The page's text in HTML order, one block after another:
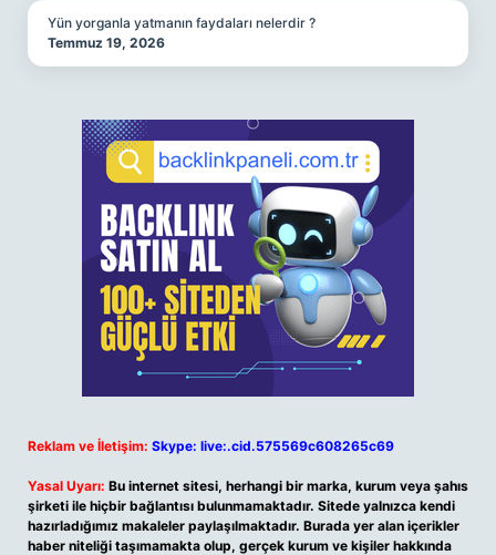
Yün yorganla yatmanın faydaları nelerdir ?
Temmuz 19, 2026
Reklam ve İletişim: Skype: live:.cid.575569c608265c69
Yasal Uyarı: Bu internet sitesi, herhangi bir marka, kurum veya şahıs
şirketi ile hiçbir bağlantısı bulunmamaktadır. Sitede yalnızca kendi
hazırladığımız makaleler paylaşılmaktadır. Burada yer alan içerikler
haber niteliği taşımamakta olup, gerçek kurum ve kişiler hakkında